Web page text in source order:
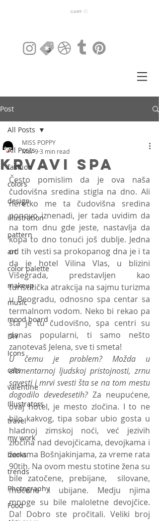
CART
Post
All Posts
fashion
colors
design
illustration
pattern
art
color palette
makeup
music
mood board
DIY
Icons
cats
valentine
Illustrators
travel
my work
books
trends
Photography
Food
All Posts
Krvavi spa
MISS POPPY
Mar 93 min read
Često pomislim da je ova naša
čudovišna sredina stigla na dno. Ali
neretko me ta čudovišna sredina
ponovo iznenadi, jer tada uvidim da
na tom dnu gde jeste, nastavlja da
kopa to dno tonući još dublje. Jedna
od tih vesti sa prokopanog dna je i ta
da je hotel Vilina Vlas, u blizini
Višegrada, predstavljen kao
turistitička atrakcija na sajmu turizma
u Beogradu, odnosno spa centar sa
termalnom vodom. Neko bi rekao pa
šta je tu čudovišno, spa centri su
danas popularni, ti samo nešto
zanotevaš Jelena, sve ti smeta!
U čemu je problem?
Možda u
elementarnoj ljudskoj pristojnosti, zrnu
savesti i mrvi svesti šta se na tom mestu
dogodilo devedesetih? Za neupućene,
ovaj hotel, je mesto zločina. I to ne
bilo kakvog, tipa sobar ubio gosta u
hladnoj zimskoj noći, već jezivih
zločina nad devojčicama, devojkama i
ženama Bošnjakinjama, za vreme rata
90tih. Na ovom mestu stotine žena su
bile zatočene, prebijane,  silovane,
mučene i ubijane. Medju njima
mnoge su bile maloletne devojčice.
Da! Dobro ste pročitali. Veliki broj